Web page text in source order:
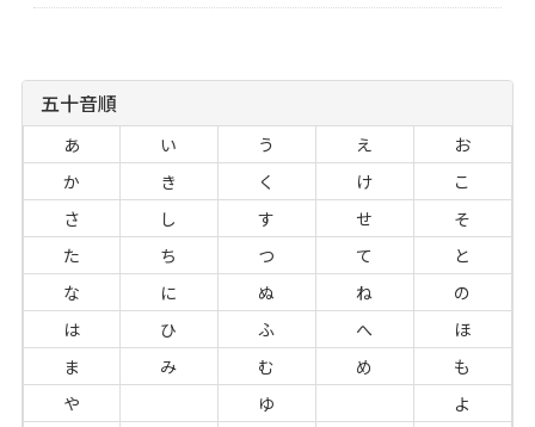
五十音順
あ い う え
お
か
き く け
こ
さ
し す せ
そ
た
ち つ て
と
な
に ぬ ね
の
は
ひ ふ へ
ほ
ま
み む め
も
や
ゆ
よ